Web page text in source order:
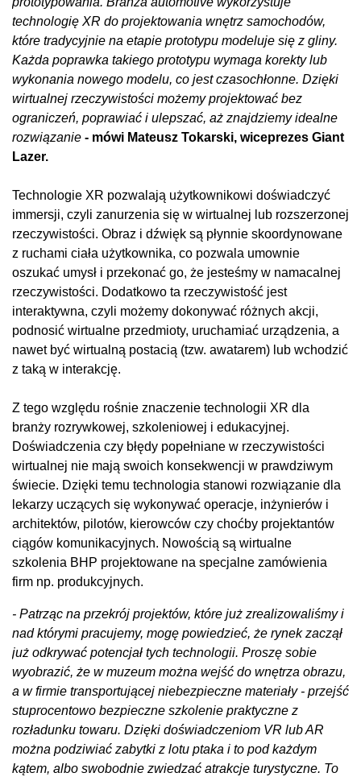
technologię XR do projektowania wnętrz samochodów,
które tradycyjnie na etapie prototypu modeluje się z gliny.
Każda poprawka takiego prototypu wymaga korekty lub
wykonania nowego modelu, co jest czasochłonne. Dzięki
wirtualnej rzeczywistości możemy projektować bez
ograniczeń, poprawiać i ulepszać, aż znajdziemy idealne
rozwiązanie - mówi Mateusz Tokarski, wiceprezes Giant
Lazer.
Technologie XR pozwalają użytkownikowi doświadczyć
immersji, czyli zanurzenia się w wirtualnej lub rozszerzonej
rzeczywistości. Obraz i dźwięk są płynnie skoordynowane
z ruchami ciała użytkownika, co pozwala umownie
oszukać umysł i przekonać go, że jesteśmy w namacalnej
rzeczywistości. Dodatkowo ta rzeczywistość jest
interaktywna, czyli możemy dokonywać różnych akcji,
podnosić wirtualne przedmioty, uruchamiać urządzenia, a
nawet być wirtualną postacią (tzw. awatarem) lub wchodzić
z taką w interakcję.
Z tego względu rośnie znaczenie technologii XR dla
branży rozrywkowej, szkoleniowej i edukacyjnej.
Doświadczenia czy błędy popełniane w rzeczywistości
wirtualnej nie mają swoich konsekwencji w prawdziwym
świecie. Dzięki temu technologia stanowi rozwiązanie dla
lekarzy uczących się wykonywać operacje, inżynierów i
architektów, pilotów, kierowców czy choćby projektantów
ciągów komunikacyjnych. Nowością są wirtualne
szkolenia BHP projektowane na specjalne zamówienia
firm np. produkcyjnych.
- Patrząc na przekrój projektów, które już zrealizowaliśmy i
nad którymi pracujemy, mogę powiedzieć, że rynek zaczął
już odkrywać potencjał tych technologii. Proszę sobie
wyobrazić, że w muzeum można wejść do wnętrza obrazu,
a w firmie transportującej niebezpieczne materiały - przejść
stuprocentowo bezpieczne szkolenie praktyczne z
rozładunku towaru. Dzięki doświadczeniom VR lub AR
można podziwiać zabytki z lotu ptaka i to pod każdym
kątem, albo swobodnie zwiedzać atrakcje turystyczne. To